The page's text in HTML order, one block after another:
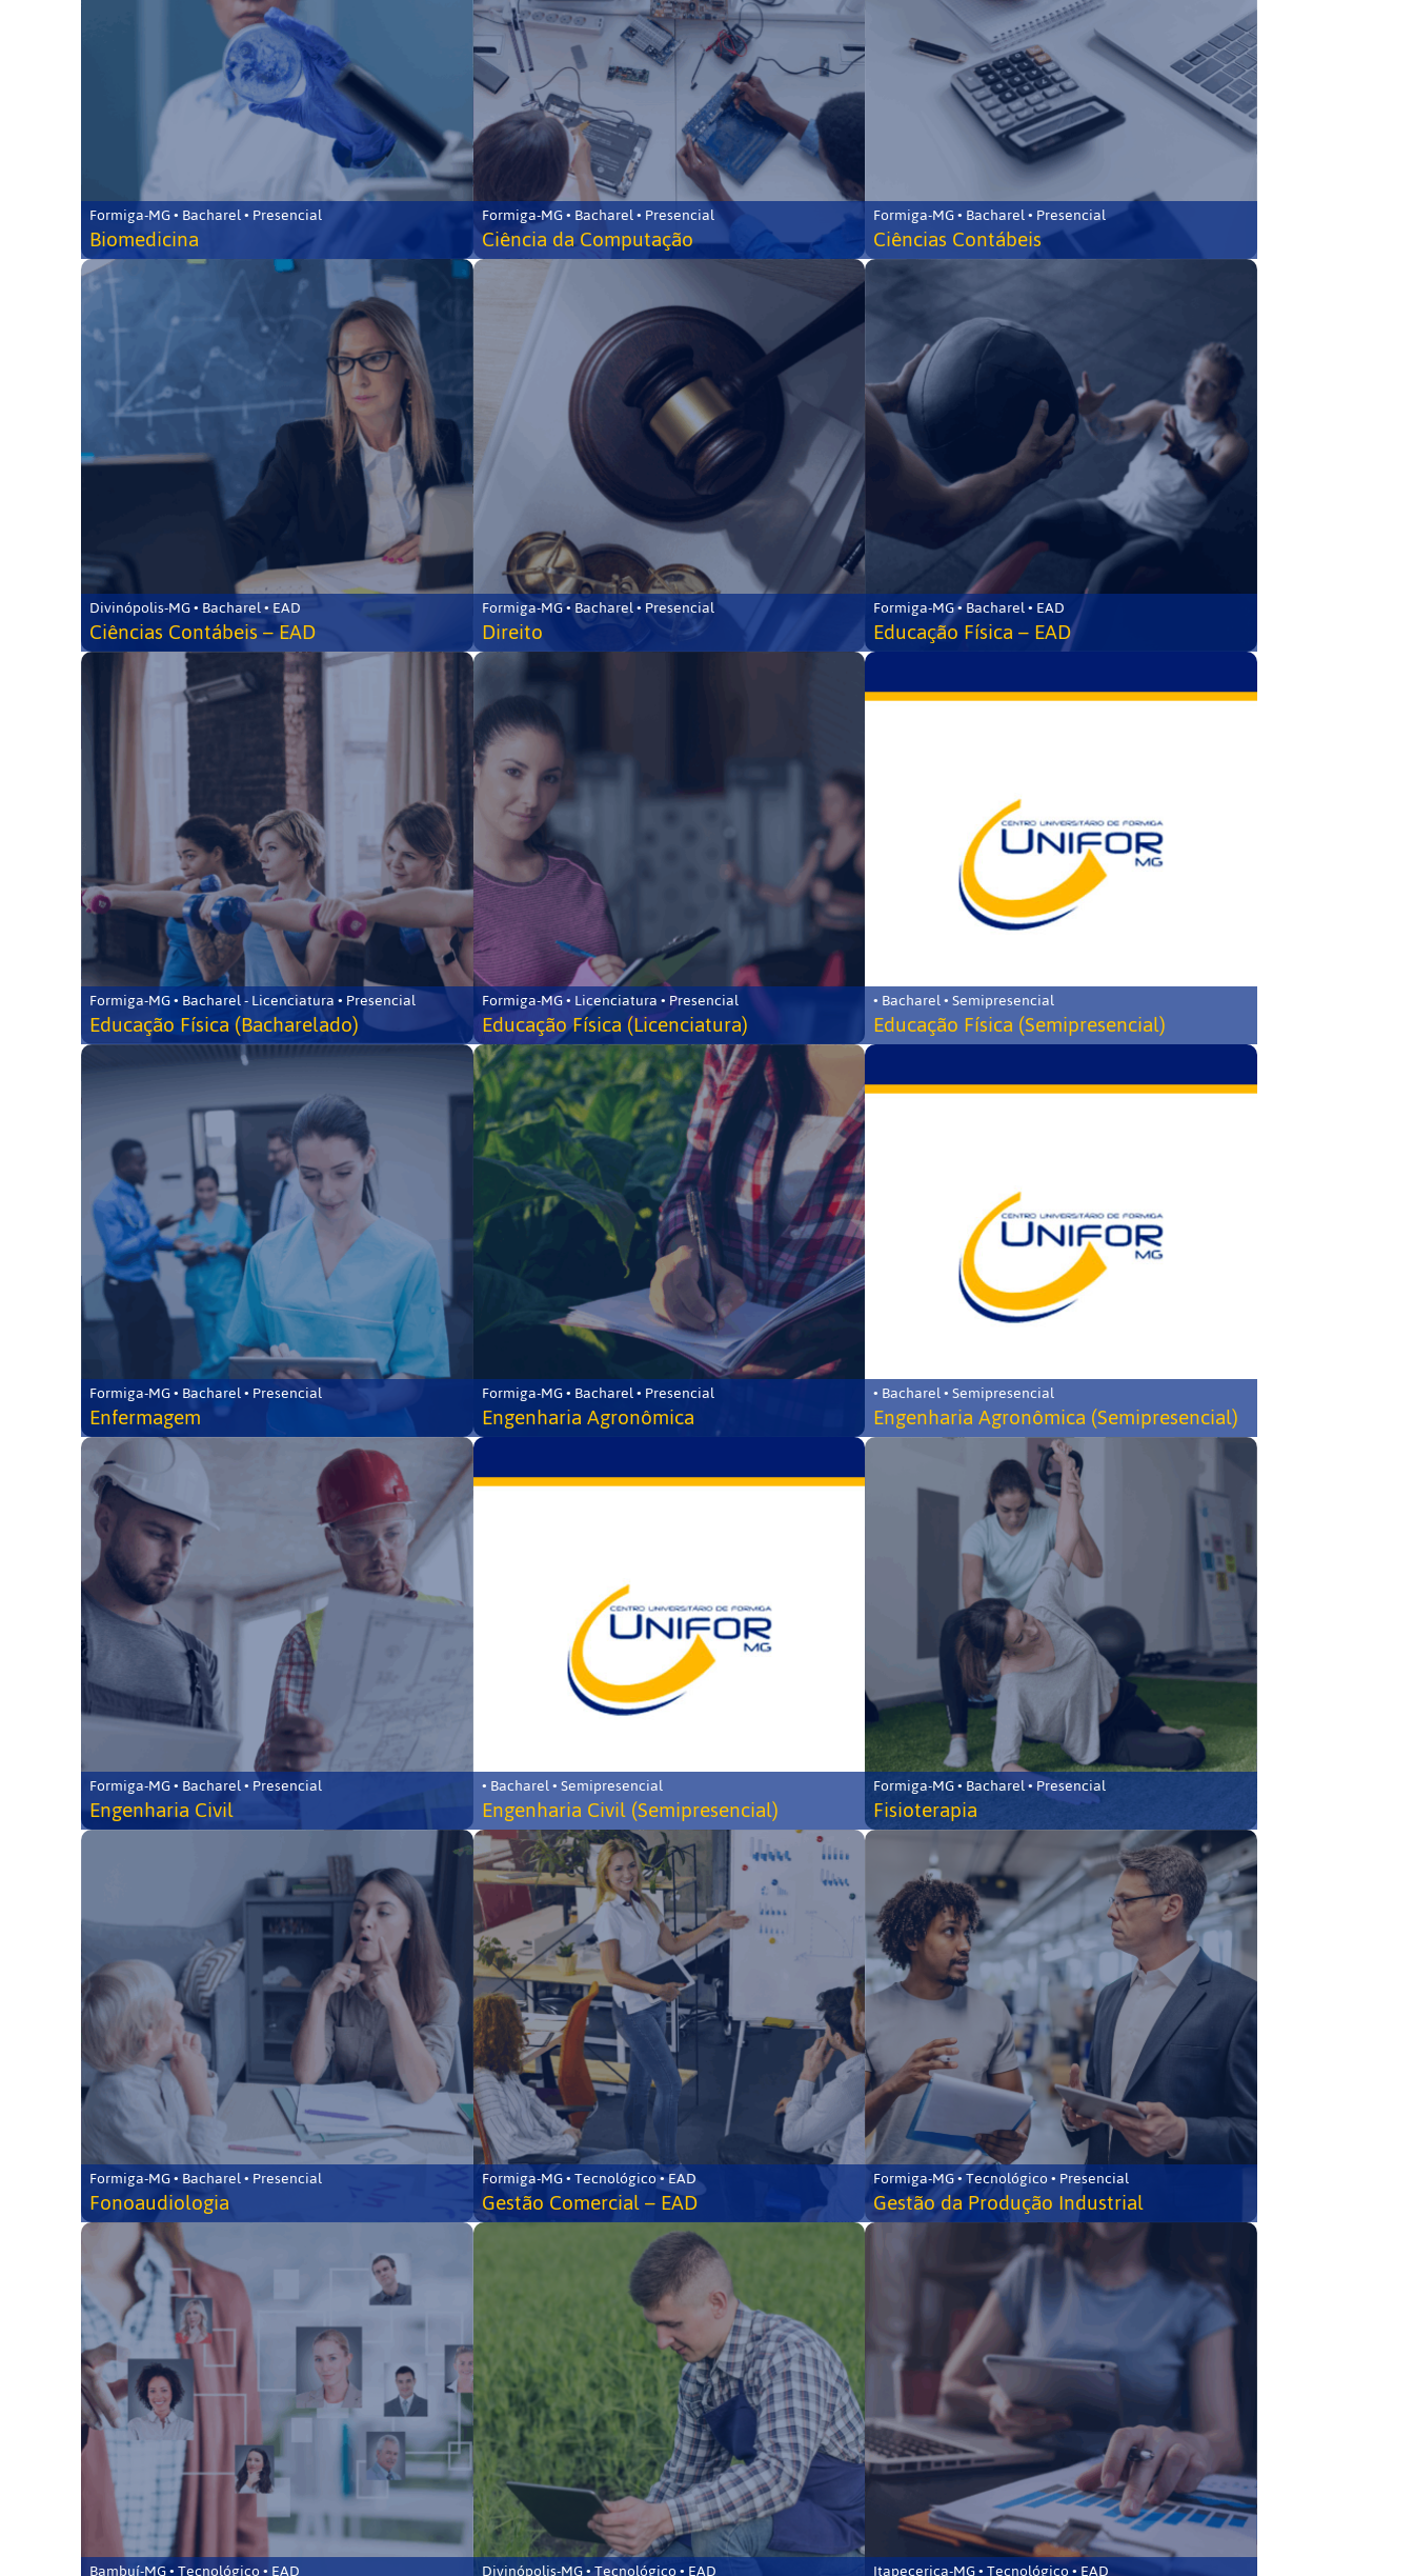
Formiga-MG • Bacharel • Presencial
Biomedicina
Formiga-MG • Bacharel • Presencial
Ciência da Computação
Formiga-MG • Bacharel • Presencial
Ciências Contábeis
Divinópolis-MG • Bacharel • EAD
Ciências Contábeis – EAD
Formiga-MG • Bacharel • Presencial
Direito
Formiga-MG • Bacharel • EAD
Educação Física – EAD
Formiga-MG • Bacharel - Licenciatura • Presencial
Educação Física (Bacharelado)
Formiga-MG • Licenciatura • Presencial
Educação Física (Licenciatura)
• Bacharel • Semipresencial
Educação Física (Semipresencial)
Formiga-MG • Bacharel • Presencial
Enfermagem
Formiga-MG • Bacharel • Presencial
Engenharia Agronômica
• Bacharel • Semipresencial
Engenharia Agronômica (Semipresencial)
Formiga-MG • Bacharel • Presencial
Engenharia Civil
• Bacharel • Semipresencial
Engenharia Civil (Semipresencial)
Formiga-MG • Bacharel • Presencial
Fisioterapia
Formiga-MG • Bacharel • Presencial
Fonoaudiologia
Formiga-MG • Tecnológico • EAD
Gestão Comercial – EAD
Formiga-MG • Tecnológico • Presencial
Gestão da Produção Industrial